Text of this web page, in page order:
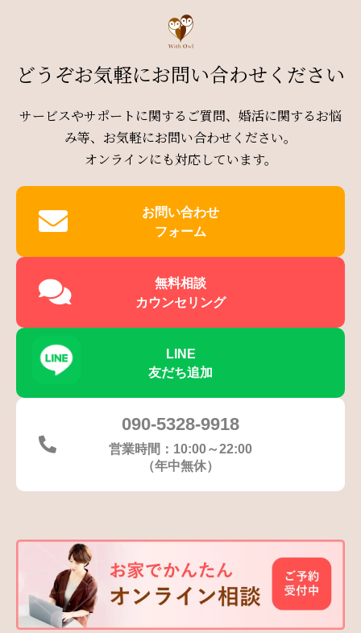
どうぞお気軽にお問い合わせください
サービスやサポートに関するご質問、婚活に関するお悩
み等、お気軽にお問い合わせください。
オンラインにも対応しています。
お問い合わせ
フォーム
無料相談
カウンセリング
LINE
友だち追加
090-5328-9918
営業時間：10:00～22:00
（年中無休）